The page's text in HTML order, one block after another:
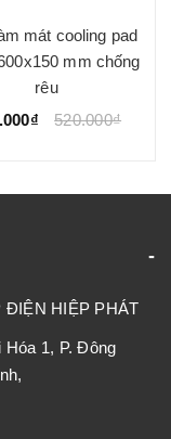
mát cooling pad
mm chống
rêu
520.000₫
ĐIỆN HIỆP PHÁT
Hóa 1, P. Đông